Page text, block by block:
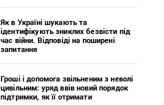
Як в Україні шукають та
ідентифікують зниклих безвісти під
час війни. Відповіді на поширені
запитання
Гроші і допомога звільненим з неволі
цивільним: уряд ввів новий порядок
підтримки, як її отримати